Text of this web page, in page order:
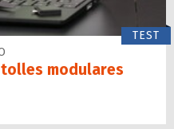
TEST
tolles modulares